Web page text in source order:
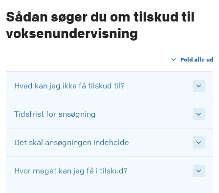
Sådan søger du om tilskud til
voksenundervisning
Fold alle ud
Hvad kan jeg ikke få tilskud til?
Tidsfrist for ansøgning
Det skal ansøgningen indeholde
Hvor meget kan jeg få i tilskud?